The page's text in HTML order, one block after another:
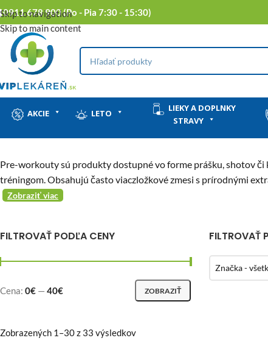
Skip to navigation
Skip to main content
0911 678 900 (Po - Pia 7:30 - 15:30)
AKCIE LETO
LIEKY A DOPLNKY
STRAVY
Pre-workouty sú produkty dostupné vo forme prášku, shotov či
tréningom. Obsahujú často viaczložkové zmesi s prírodnými
Zobraziť viac
FILTROVAŤ PODĽA CENY
ZOBRAZIŤ
Cena: 0€ — 40€
FILTROVAŤ
Značka -
Zobrazených 1–30 z 33 výsledkov